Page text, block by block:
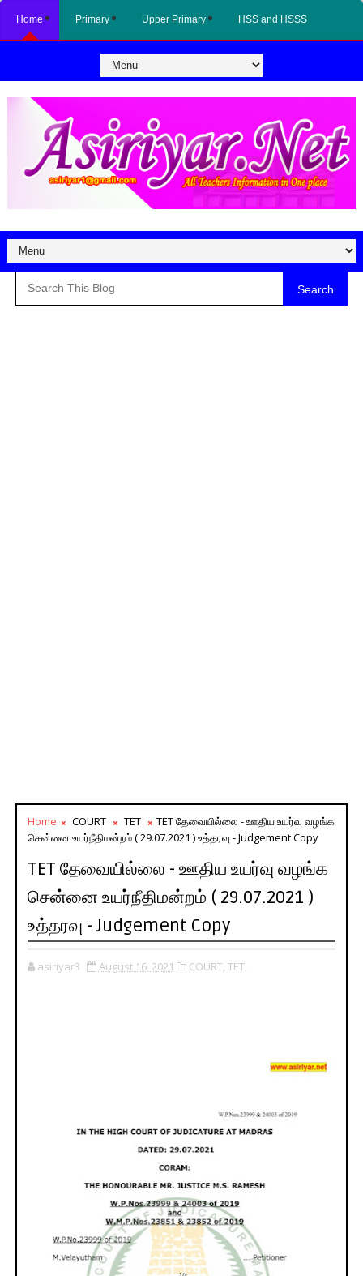
Home Primary Upper Primary HSS and HSSS
Search
Home COURT TET
TET தேவையில்லை - ஊதிய உயர்வு வழங்க
சென்னை உயர்நீதிமன்றம் ( 29.07.2021 ) உத்தரவு - Judgement Copy
TET தேவையில்லை - ஊதிய உயர்வு வழங்க
சென்னை உயர்நீதிமன்றம் ( 29.07.2021 )
உத்தரவு - Judgement Copy
asiriyar3 August 16, 2021 COURT, TET,